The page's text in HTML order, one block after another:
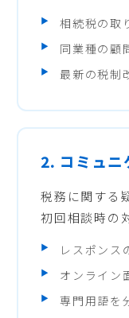
相続税の取
同業種の顧
最新の税制
2. コミュニ
税務に関する
初回相談時の
レスポンス
オンライン
専門用語を